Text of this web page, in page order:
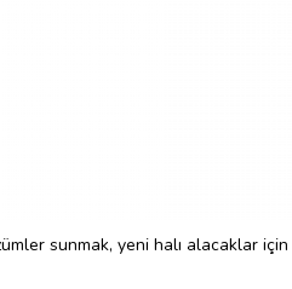
sunmak, yeni halı alacaklar